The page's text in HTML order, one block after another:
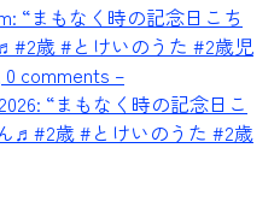
“まもなく時の記念日こち
歳 #とけいのうた #2歳児
0 comments –
“まもなく時の記念日こ
♬#2歳 #とけいのうた #2歳